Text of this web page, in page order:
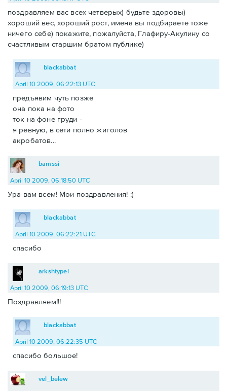
поздравляем вас всех четверых) будьте здоровы)
хороший вес, хороший рост, имена вы подбираете тоже
ничего себе) покажите, пожалуйста, Глафиру-Акулину со
счастливым старшим братом публике)
blackabbat
April 10 2009, 06:22:13 UTC
предъявим чуть позже
она пока на фото
ток на фоне груди -
я ревную, в сети полно жиголов
акробатов...
bamssi
April 10 2009, 06:18:50 UTC
Ура вам всем! Мои поздравления! :)
blackabbat
April 10 2009, 06:22:21 UTC
спасибо
arkshtypel
April 10 2009, 06:19:13 UTC
Поздравляем!!!
blackabbat
April 10 2009, 06:22:35 UTC
спасибо большое!
vel_belew